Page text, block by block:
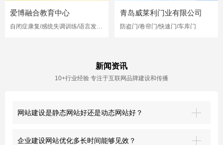
爱博融合教育中心 青岛威莱利门业有限公司
防盗门/卷帘门/快速门/车库门
新闻资讯
10+行业经验 专注于互联网品牌建设和传播
网站建设是静态网站好还是动态网站好？
企业建设网站优化多长时间能够见效？